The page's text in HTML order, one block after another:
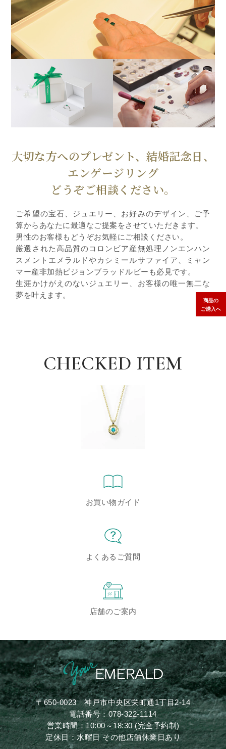
大切な方へのプレゼント、結婚記念日、
エンゲージリング
どうぞご相談ください。
ご希望の宝石、ジュエリー、お好みのデザイン、ご予
算からあなたに最適なご提案をさせていただきます。
男性のお客様もどうぞお気軽にご相談ください。
厳選された高品質のコロンビア産無処理ノンエンハン
スメントエメラルドやカシミールサファイア、ミャン
マー産非加熱ピジョンブラッドルビーも必見です。
生涯かけがえのないジュエリー、お客様の唯一無二な
夢を叶えます。
商品の
ご購入へ
CHECKED ITEM
お買い物ガイド
よくあるご質問
店舗のご案内
〒650-0023神戸市中央区栄町通1丁目2-14
電話番号：078-322-1114
営業時間：10:00～18:30 (完全予約制)
定休日：水曜日 その他店舗休業日あり